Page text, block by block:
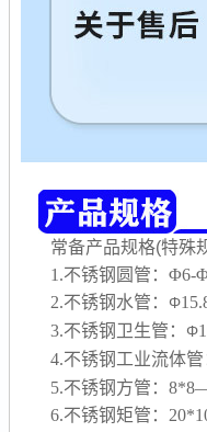
常备产品规格(特殊
1.不锈钢圆管：
2.不锈钢水管：Φ
3.不锈钢卫生管：Φ
4.不锈钢工业流体
5.不锈钢方管：
6.不锈钢矩管：